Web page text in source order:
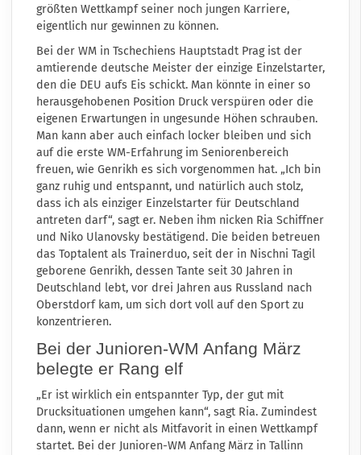
größten Wettkampf seiner noch jungen Karriere,
eigentlich nur gewinnen zu können.
Bei der WM in Tschechiens Hauptstadt Prag ist der
amtierende deutsche Meister der einzige Einzelstarter,
den die DEU aufs Eis schickt. Man könnte in einer so
herausgehobenen Position Druck verspüren oder die
eigenen Erwartungen in ungesunde Höhen schrauben.
Man kann aber auch einfach locker bleiben und sich
auf die erste WM-Erfahrung im Seniorenbereich
freuen, wie Genrikh es sich vorgenommen hat. „Ich bin
ganz ruhig und entspannt, und natürlich auch stolz,
dass ich als einziger Einzelstarter für Deutschland
antreten darf“, sagt er. Neben ihm nicken Ria Schiffner
und Niko Ulanovsky bestätigend. Die beiden betreuen
das Toptalent als Trainerduo, seit der in Nischni Tagil
geborene Genrikh, dessen Tante seit 30 Jahren in
Deutschland lebt, vor drei Jahren aus Russland nach
Oberstdorf kam, um sich dort voll auf den Sport zu
konzentrieren.
Bei der Junioren-WM Anfang März
belegte er Rang elf
„Er ist wirklich ein entspannter Typ, der gut mit
Drucksituationen umgehen kann“, sagt Ria. Zumindest
dann, wenn er nicht als Mitfavorit in einen Wettkampf
startet. Bei der Junioren-WM Anfang März in Tallinn